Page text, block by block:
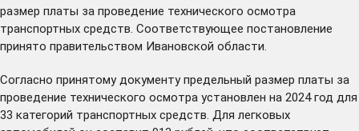
размер платы за проведение технического осмотра
транспортных средств. Соответствующее постановление
принято правительством Ивановской области.
Согласно принятому документу предельный размер платы за
проведение технического осмотра установлен на 2024 год для
33 категорий транспортных средств. Для легковых